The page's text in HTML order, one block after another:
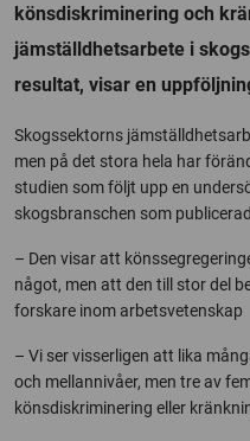
könsdiskriminering och
jämställdhetsarbete i
resultat, visar en
Skogssektorns
men på det stora hela har
studien som följt upp en
skogsbranschen som
– Den visar att
något, men att den till stor del
forskare inom arbetsvetenskap
– Vi ser visserligen att lika
och mellannivåer, men tre av
könsdiskriminering eller